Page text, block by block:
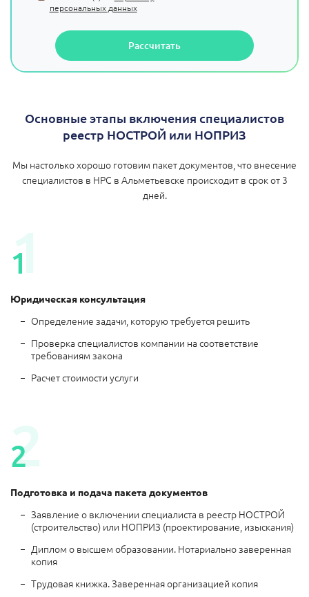
персональных данных
Рассчитать
Основные этапы включения специалистов
реестр НОСТРОЙ или НОПРИЗ
Мы настолько хорошо готовим пакет документов, что внесение
специалистов в НРС в Альметьевске происходит в срок от 3
дней.
1
1
Юридическая консультация
Определение задачи, которую требуется решить
Проверка специалистов компании на соответствие
требованиям закона
Расчет стоимости услуги
2
2
Подготовка и подача пакета документов
Заявление о включении специалиста в реестр НОСТРОЙ
(строительство) или НОПРИЗ (проектирование, изыскания)
Диплом о высшем образовании. Нотариально заверенная
копия
Трудовая книжка. Заверенная организацией копия